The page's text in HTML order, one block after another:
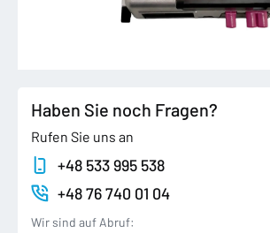
Haben Sie noch Fragen?
Rufen Sie uns an
+48 533 995 538
+48 76 740 01 04
Wir sind auf Abruf: